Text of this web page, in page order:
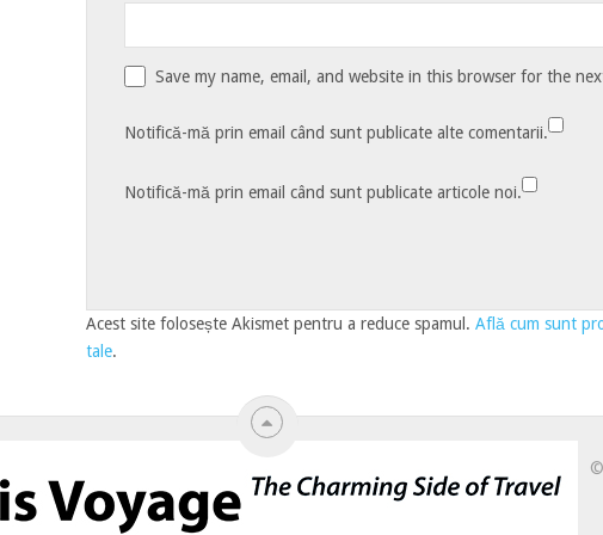
Save my name, email, and website in this browser for the
Notifică-mă prin email când sunt publicate alte comentarii.
Notifică-mă prin email când sunt publicate articole noi.
Acest site folosește Akismet pentru a reduce spamul. Află cum sunt
tale.